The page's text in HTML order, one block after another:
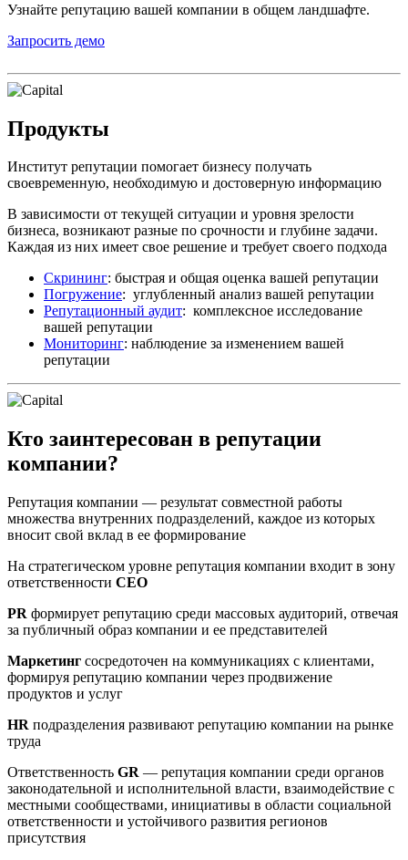
Узнайте репутацию вашей компании в общем ландшафте.
Запросить демо
Продукты
Институт репутации помогает бизнесу получать
своевременную, необходимую и достоверную информацию
В зависимости от текущей ситуации и уровня зрелости
бизнеса, возникают разные по срочности и глубине задачи.
Каждая из них имеет свое решение и требует своего подхода
Скрининг: быстрая и общая оценка вашей репутации
Погружение: углубленный анализ вашей репутации
Репутационный аудит: комплексное исследование
вашей репутации
Мониторинг: наблюдение за изменением вашей
репутации
Кто заинтересован в репутации
компании?
Репутация компании — результат совместной работы
множества внутренних подразделений, каждое из которых
вносит свой вклад в ее формирование
На стратегическом уровне репутация компании входит в зону
ответственности CEO
PR формирует репутацию среди массовых аудиторий, отвечая
за публичный образ компании и ее представителей
Маркетинг сосредоточен на коммуникациях с клиентами,
формируя репутацию компании через продвижение
продуктов и услуг
HR подразделения развивают репутацию компании на рынке
труда
Ответственность GR — репутация компании среди органов
законодательной и исполнительной власти, взаимодействие с
местными сообществами, инициативы в области социальной
ответственности и устойчивого развития регионов
присутствия